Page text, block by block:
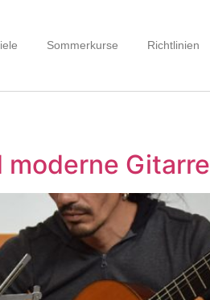
Sommerkurse Richtlinien
moderne Gitarre